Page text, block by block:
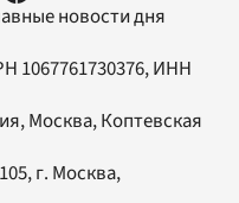
новости дня
1067761730376, ИНН
Москва, Коптевская
, г. Москва,